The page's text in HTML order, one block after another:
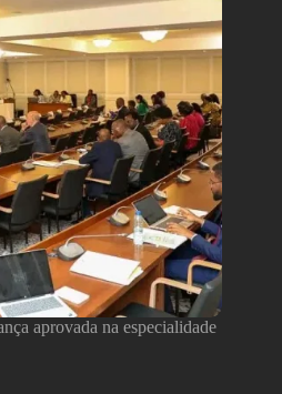
aprovada na especialidade